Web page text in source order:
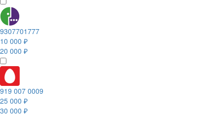
9307701777
10 000 ₽
20 000 ₽
919 007 0009
25 000 ₽
30 000 ₽